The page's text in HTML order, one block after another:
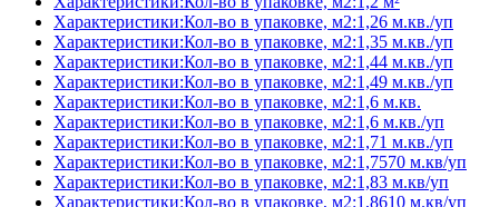
Характеристики:Кол-во в упаковке, м2:1,26 м.кв./уп
Характеристики:Кол-во в упаковке, м2:1,35 м.кв./уп
Характеристики:Кол-во в упаковке, м2:1,44 м.кв./уп
Характеристики:Кол-во в упаковке, м2:1,49 м.кв./уп
Характеристики:Кол-во в упаковке, м2:1,6 м.кв.
Характеристики:Кол-во в упаковке, м2:1,6 м.кв./уп
Характеристики:Кол-во в упаковке, м2:1,71 м.кв./уп
Характеристики:Кол-во в упаковке, м2:1,7570 м.кв/уп
Характеристики:Кол-во в упаковке, м2:1,83 м.кв/уп
Характеристики:Кол-во в упаковке, м2:1,8610 м.кв/уп